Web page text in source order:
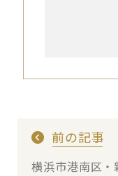
前の記事
横浜市港南区